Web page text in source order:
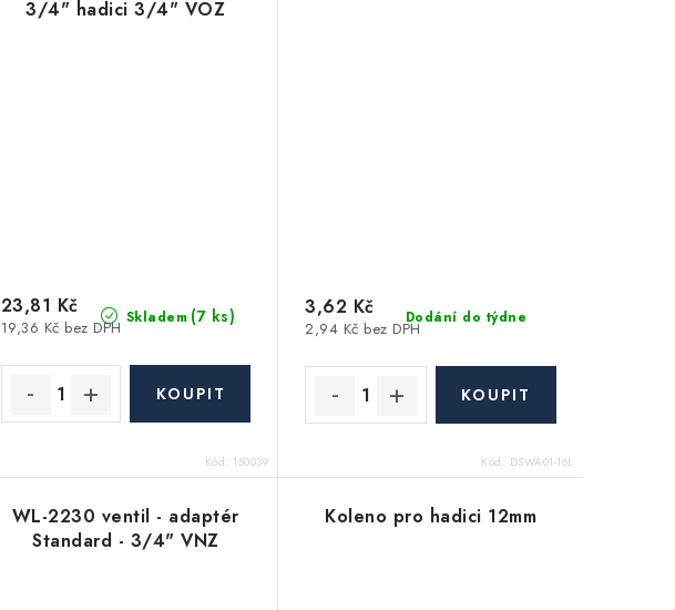
3/4" hadici 3/4" VOZ
Skladem (7 ks)
19,36 Kč bez DPH
23,81 Kč
Kód: 150039
Dodání do týdne
2,94 Kč bez DPH
3,62 Kč
Kód: DSWA01-16L
WL-2230 ventil - adaptér
Standard - 3/4" VNZ
Koleno pro hadici 12mm